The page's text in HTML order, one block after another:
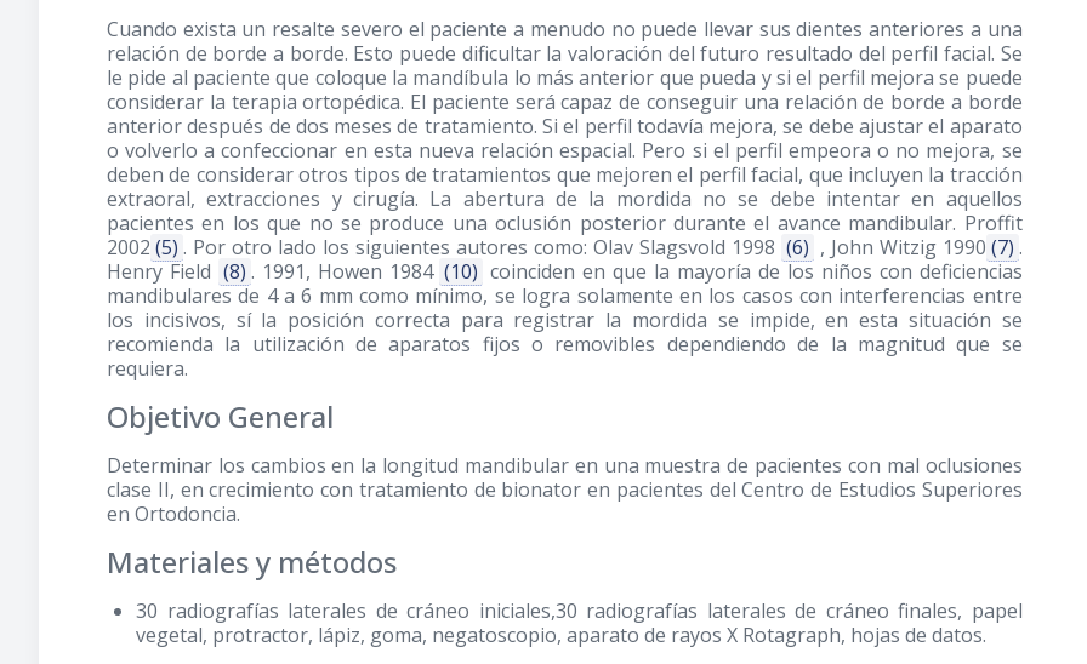
Cuando exista un resalte severo el paciente a menudo no puede llevar sus dientes anteriores a una
relación de borde a borde. Esto puede dificultar la valoración del futuro resultado del perfil facial. Se
le pide al paciente que coloque la mandíbula lo más anterior que pueda y si el perfil mejora se puede
considerar la terapia ortopédica. El paciente será capaz de conseguir una relación de borde a borde
anterior después de dos meses de tratamiento. Si el perfil todavía mejora, se debe ajustar el aparato
o volverlo a confeccionar en esta nueva relación espacial. Pero si el perfil empeora o no mejora, se
deben de considerar otros tipos de tratamientos que mejoren el perfil facial, que incluyen la tracción
extraoral, extracciones y cirugía. La abertura de la mordida no se debe intentar en aquellos
pacientes en los que no se produce una oclusión posterior durante el avance mandibular. Proffit
2002 (5) . Por otro lado los siguientes autores como: Olav Slagsvold 1998 (6) , John Witzig 1990 (7) .
Henry Field (8) . 1991, Howen 1984 (10) coinciden en que la mayoría de los niños con deficiencias
mandibulares de 4 a 6 mm como mínimo, se logra solamente en los casos con interferencias entre
los incisivos, sí la posición correcta para registrar la mordida se impide, en esta situación se
recomienda la utilización de aparatos fijos o removibles dependiendo de la magnitud que se
requiera.
Objetivo General
Determinar los cambios en la longitud mandibular en una muestra de pacientes con mal oclusiones
clase II, en crecimiento con tratamiento de bionator en pacientes del Centro de Estudios Superiores
en Ortodoncia.
Materiales y métodos
30 radiografías laterales de cráneo iniciales,30 radiografías laterales de cráneo finales, papel
vegetal, protractor, lápiz, goma, negatoscopio, aparato de rayos X Rotagraph, hojas de datos.